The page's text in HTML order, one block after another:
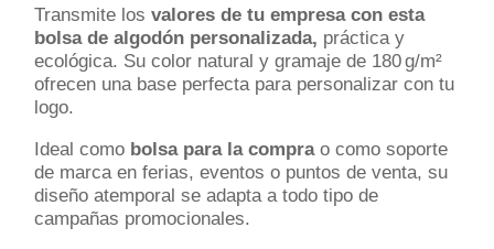
Transmite losvalores de tu empresa con esta
bolsa de algodón personalizada, práctica y
ecológica. Su color natural y gramaje de 180 g/m²
ofrecen una base perfecta para personalizar con tu
logo.
Ideal como bolsa para la comprao como soporte
de marca en ferias, eventos o puntos de venta, su
diseño atemporal se adapta a todo tipo de
campañas promocionales.